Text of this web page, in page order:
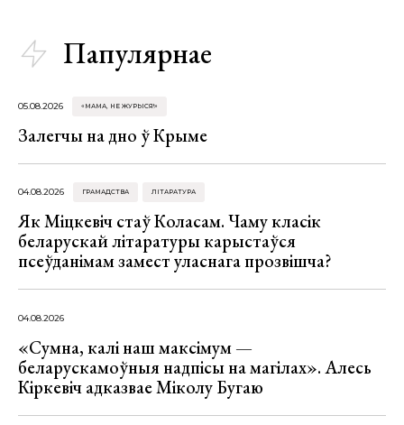
Папулярнае
05.08.2026 «МАМА, НЕ ЖУРЫСЯ!»
Залегчы на дно ў Крыме
04.08.2026 ГРАМАДСТВА ЛІТАРАТУРА
Як Міцкевіч стаў Коласам. Чаму класік
беларускай літаратуры карыстаўся
псеўданімам замест уласнага прозвішча?
04.08.2026
«Сумна, калі наш максімум —
беларускамоўныя надпісы на магілах». Алесь
Кіркевіч адказвае Міколу Бугаю